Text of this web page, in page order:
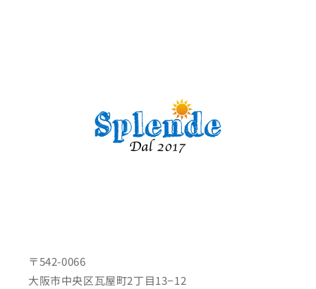
〒542-0066
大阪市中央区瓦屋町2丁目13−12